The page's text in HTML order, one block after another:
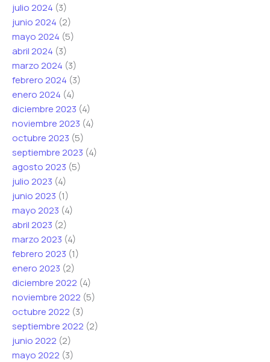
julio 2024 (3)
junio 2024 (2)
mayo 2024 (5)
abril 2024 (3)
marzo 2024 (3)
febrero 2024 (3)
enero 2024 (4)
diciembre 2023 (4)
noviembre 2023 (4)
octubre 2023 (5)
septiembre 2023 (4)
agosto 2023 (5)
julio 2023 (4)
junio 2023 (1)
mayo 2023 (4)
abril 2023 (2)
marzo 2023 (4)
febrero 2023 (1)
enero 2023 (2)
diciembre 2022 (4)
noviembre 2022 (5)
octubre 2022 (3)
septiembre 2022 (2)
junio 2022 (2)
mayo 2022 (3)